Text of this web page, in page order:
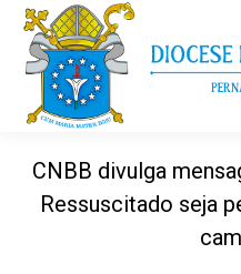
CNBB divulga
Ressuscitado seja